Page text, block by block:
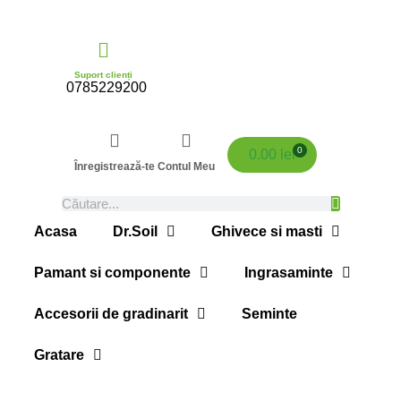
Suport clienți
0785229200
Înregistrează-te Contul Meu
0.00 lei 0
Acasa Dr.Soil Ghivece si masti
Pamant si componente Ingrasaminte
Accesorii de gradinarit Seminte
Gratare